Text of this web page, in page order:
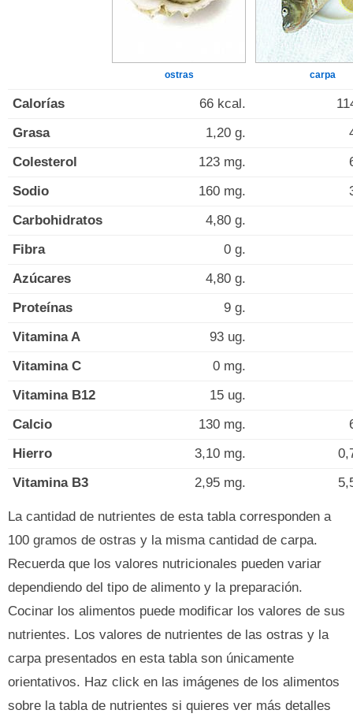
ostras carpa
Calorías 66 kcal.
Grasa
1,20 g.
Colesterol
123 mg.
Sodio
160 mg.
Carbohidratos
4,80 g.
Fibra
0 g.
Azúcares
4,80 g.
Proteínas
9 g.
Vitamina A
93 ug.
Vitamina C
0 mg.
Vitamina B12
15 ug.
Calcio
130 mg.
Hierro
3,10 mg.
Vitamina B3
2,95 mg.
La cantidad de nutrientes de esta tabla corresponden a
100 gramos de ostras y la misma cantidad de carpa.
Recuerda que los valores nutricionales pueden variar
dependiendo del tipo de alimento y la preparación.
Cocinar los alimentos puede modificar los valores de sus
nutrientes. Los valores de nutrientes de las ostras y la
carpa presentados en esta tabla son únicamente
orientativos. Haz click en las imágenes de los alimentos
sobre la tabla de nutrientes si quieres ver más detalles